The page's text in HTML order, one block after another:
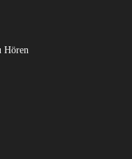
Hören